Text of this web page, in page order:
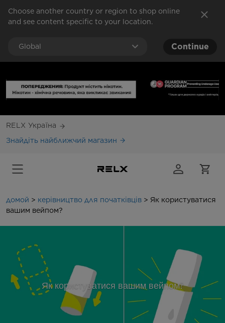
Choose another country or region to shop online
and see content specific to your location.
Global Continue
Warning: This product contains nicotine.
RELX Україна
Знайдіть найближчий магазин
домой > керівництво для початківців > Як користуватися
вашим вейпом?
Як користуватися вашим вейпом?